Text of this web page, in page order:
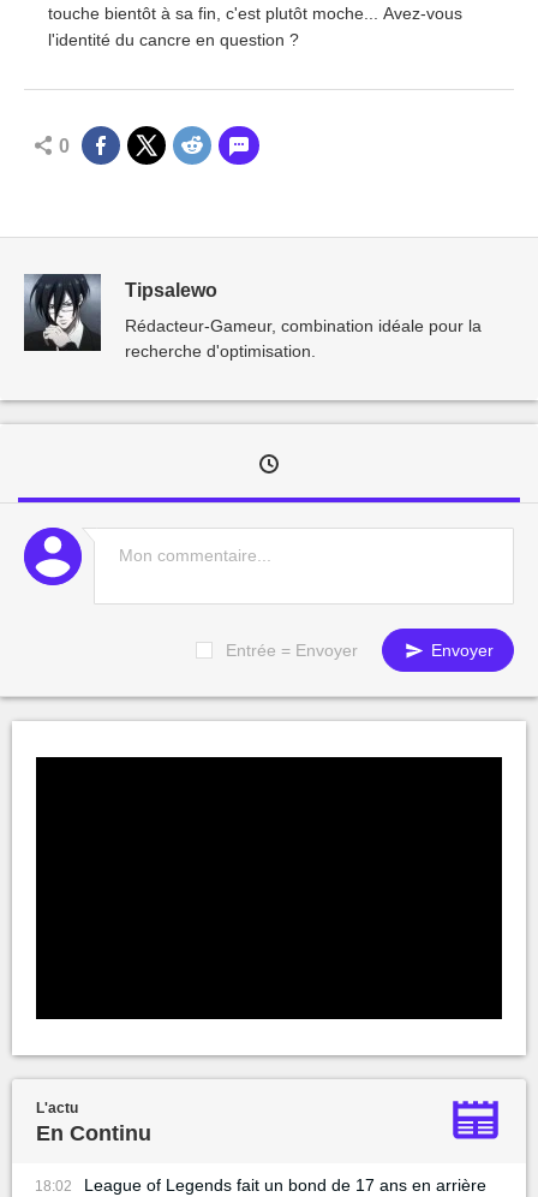
touche bientôt à sa fin, c'est plutôt moche... Avez-vous
l'identité du cancre en question ?
0
Tipsalewo
Rédacteur-Gameur, combination idéale pour la
recherche d'optimisation.
Entrée = Envoyer Envoyer
L'actu
En Continu
18:02
League of Legends fait un bond de 17 ans en arrière